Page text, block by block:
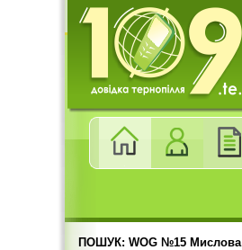
ПОШУК: WOG №15 Мислова